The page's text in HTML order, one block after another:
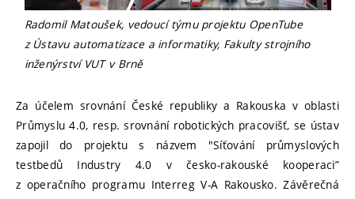
Radomil Matoušek, vedoucí týmu projektu OpenTube
z Ústavu automatizace a informatiky, Fakulty strojního
inženýrství VUT v Brně
Za účelem srovnání České republiky a Rakouska v oblasti
Průmyslu 4.0, resp. srovnání robotických pracovišť, se ústav
zapojil do projektu s názvem "Síťování průmyslových
testbedů Industry 4.0 v česko-rakouské kooperaci”
z operačního programu Interreg V-A Rakousko. Závěrečná